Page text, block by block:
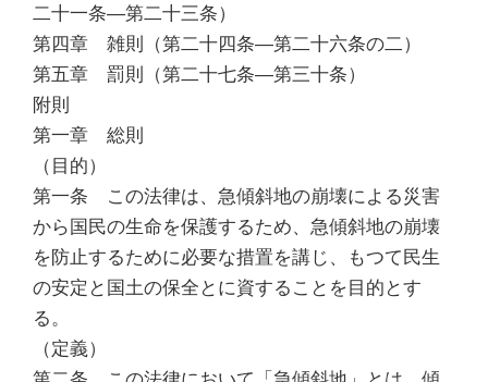
二十一条―第二十三条）
第四章 雑則（第二十四条―第二十六条の二）
第五章 罰則（第二十七条―第三十条）
附則
第一章 総則
（目的）
第一条 この法律は、急傾斜地の崩壊による災害
から国民の生命を保護するため、急傾斜地の崩壊
を防止するために必要な措置を講じ、もつて民生
の安定と国土の保全とに資することを目的とす
る。
（定義）